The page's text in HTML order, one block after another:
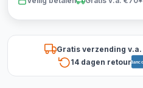
Gratis verzending
14 dagen retour